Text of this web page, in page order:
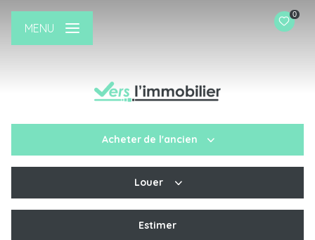
0
MENU
Acheter de l'ancien
Louer
Estimer